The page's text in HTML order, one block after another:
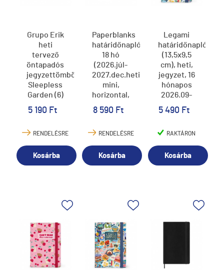
Grupo Erik
heti
tervező
öntapadós
jegyzettömbökkel,
Sleepless
Garden (6)
5 190 Ft
RENDELÉSRE
Kosárba
Paperblanks
határidőnapló
18 hó
(2026.júl-
2027.dec.heti),
mini,
horizontal,
Emerald
Flower
8 590 Ft
RENDELÉSRE
Kosárba
Legami
határidőnapló
(13,5x9,5
cm), heti,
jegyzet, 16
hónapos
2026.09-
2027.12,
Travel
5 490 Ft
RAKTÁRON
Kosárba